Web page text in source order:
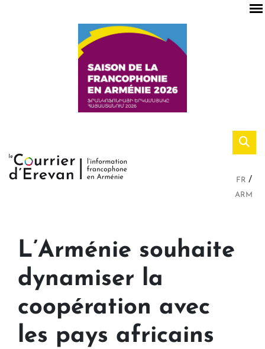
FR
ARM
L’Arménie souhaite
dynamiser la
coopération avec
les pays africains